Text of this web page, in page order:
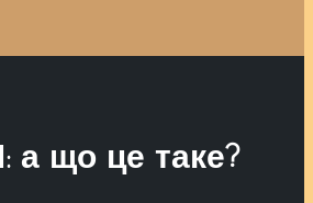
а що це таке?